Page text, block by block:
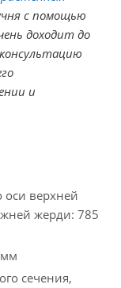
с помощью
доходит до
и
оси верхней
жерди: 785
сечения,